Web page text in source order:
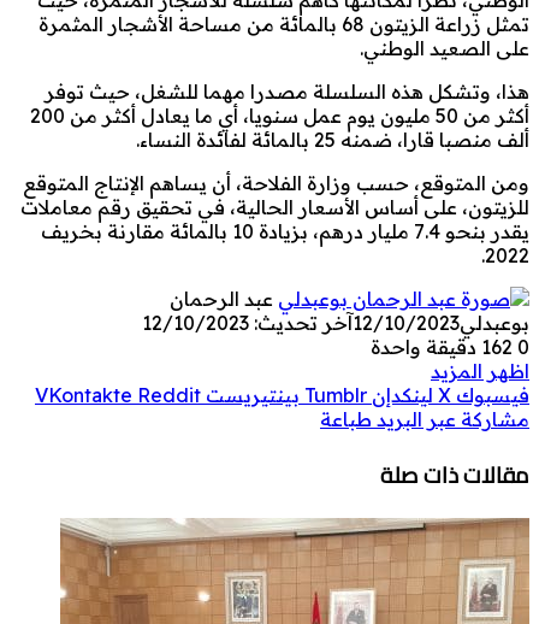
تمثل زراعة الزيتون 68 بالمائة من مساحة الأشجار المثمرة
على الصعيد الوطني.
هذا، وتشكل هذه السلسلة مصدرا مهما للشغل، حيث توفر
أكثر من 50 مليون يوم عمل سنويا، أي ما يعادل أكثر من 200
ألف منصبا قارا، ضمنه 25 بالمائة لفائدة النساء.
ومن المتوقع، حسب وزارة الفلاحة، أن يساهم الإنتاج المتوقع
للزيتون، على أساس الأسعار الحالية، في تحقيق رقم معاملات
يقدر بنحو 7.4 مليار درهم، بزيادة 10 بالمائة مقارنة بخريف
2022.
عبد الرحمان
بوعبدلي12/10/2023آخر تحديث: 12/10/2023
0
دقيقة واحدة
اظهر المزيد
فيسبوك ‫X لينكدإن بينتيريست
مشاركة عبر البريد طباعة
مقالات ذات صلة